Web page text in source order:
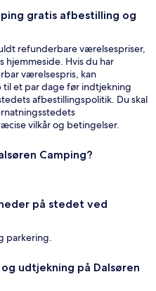
gratis afbestilling og
refunderbare værelsespriser,
hjemmeside. Hvis du har
værelsespris, kan
til et par dage før indtjekning
afbestillingspolitik. Du skal
vilkår og betingelser.
Camping?
på stedet ved
parkering.
udtjekning på Dalsøren